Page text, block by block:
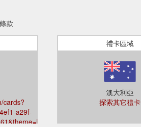
款
cards?
a29f-
禮卡區域
澳大利亞
探索其它禮卡